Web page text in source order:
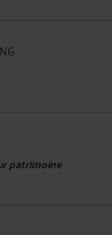
patrimoine